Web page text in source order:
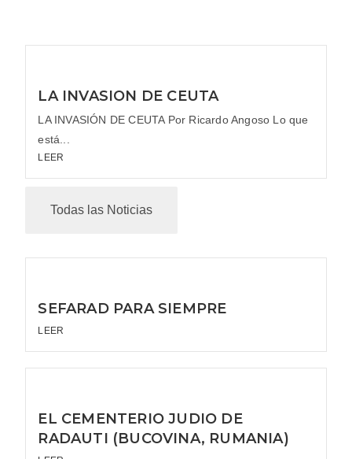
LA INVASION DE CEUTA
LA INVASIÓN DE CEUTA Por Ricardo Angoso Lo que
está...
LEER
Todas las Noticias
SEFARAD PARA SIEMPRE
LEER
EL CEMENTERIO JUDIO DE
RADAUTI (BUCOVINA, RUMANIA)